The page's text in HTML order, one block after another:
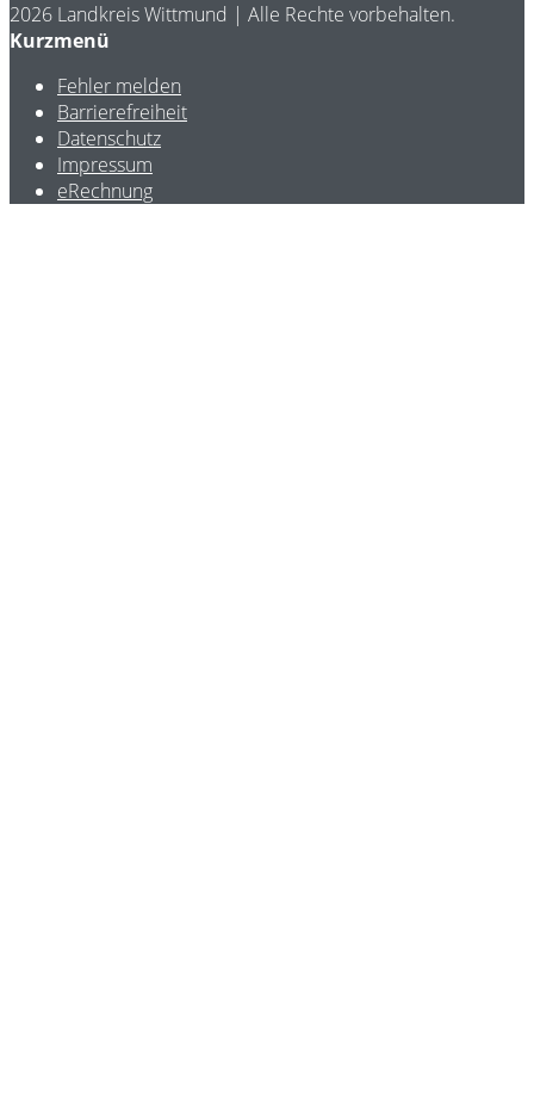
2026 Landkreis Wittmund | Alle Rechte vorbehalten.
Kurzmenü
Fehler melden
Barrierefreiheit
Datenschutz
Impressum
eRechnung